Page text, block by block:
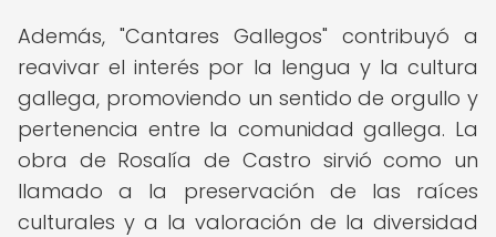
Además, "Cantares Gallegos" contribuyó a
reavivar el interés por la lengua y la cultura
gallega, promoviendo un sentido de orgullo y
pertenencia entre la comunidad gallega. La
obra de Rosalía de Castro sirvió como un
llamado a la preservación de las raíces
culturales y a la valoración de la diversidad